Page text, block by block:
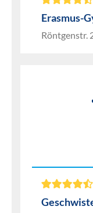
Erasmus-
Röntgenstr.